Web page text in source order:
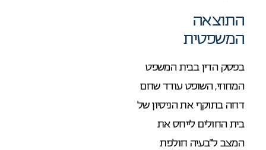
התוצאה
המשפטית
בפסק הדין בבית המשפט
המחוזי, השופט עודד שחם
דחה בתוקף את הניסיון של
בית החולים לייחס את
המצב ל”בעיה חולפת